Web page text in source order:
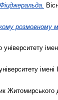
розмовному
Житомирського